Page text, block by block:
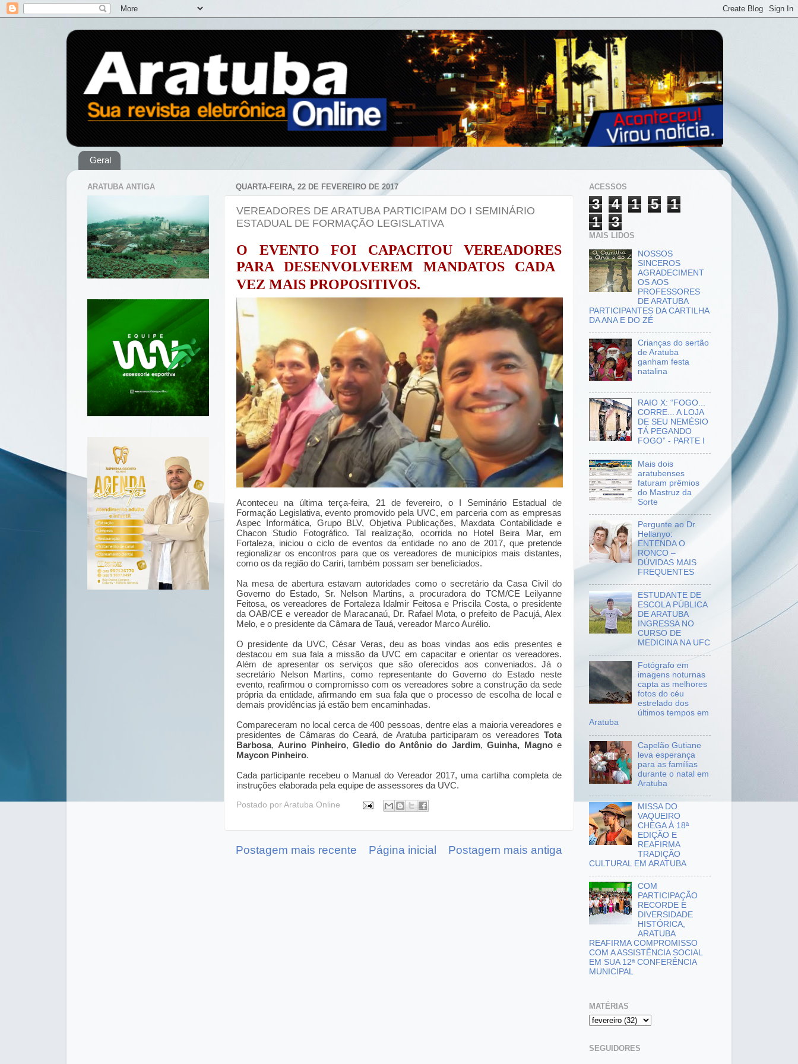
Geral
QUARTA-FEIRA, 22 DE FEVEREIRO DE 2017
VEREADORES DE ARATUBA PARTICIPAM DO I SEMINÁRIO
ESTADUAL DE FORMAÇÃO LEGISLATIVA
O EVENTO FOI CAPACITOUVEREADORES
PARA DESENVOLVEREM MANDATOS CADA
VEZ MAIS PROPOSITIVOS.
Aconteceu na última terça-feira, 21 de fevereiro, o I Seminário Estadual de
Formação Legislativa, evento promovido pela UVC, em parceria com as empresas
Aspec Informática, Grupo BLV, Objetiva Publicações, Maxdata Contabilidade e
Chacon Studio Fotográfico. Tal realização, ocorrida no Hotel Beira Mar, em
Fortaleza, iniciou o ciclo de eventos da entidade no ano de 2017, que pretende
regionalizar os encontros para que os vereadores de municípios mais distantes,
como os da região do Cariri, também possam ser beneficiados.
Na mesa de abertura estavam autoridades como o secretário da Casa Civil do
Governo do Estado, Sr. Nelson Martins, a procuradora do TCM/CE Leilyanne
Feitosa, os vereadores de Fortaleza Idalmir Feitosa e Priscila Costa, o presidente
da OAB/CE e vereador de Maracanaú, Dr. Rafael Mota, o prefeito de Pacujá, Alex
Melo, e o presidente da Câmara de Tauá, vereador Marco Aurélio.
O presidente da UVC, César Veras, deu as boas vindas aos edis presentes e
destacou em sua fala a missão da UVC em capacitar e orientar os vereadores.
Além de apresentar os serviços que são oferecidos aos conveniados. Já o
secretário Nelson Martins, como representante do Governo do Estado neste
evento, reafirmou o compromisso com os vereadores sobre a construção da sede
própria da entidade, afirmando em sua fala que o processo de escolha de local e
demais providências já estão bem encaminhadas.
Compareceram no local cerca de 400 pessoas, dentre elas a maioria vereadores e
presidentes de Câmaras do Ceará, de Aratuba participaram os vereadores Tota
Barbosa,Aurino Pinheiro,Gledio do Antônio do Jardim,Guinha, Magnoe
Maycon Pinheiro.
Cada participante recebeu o Manual do Vereador 2017, uma cartilha completa de
instruções elaborada pela equipe de assessores da UVC.
Postado por Aratuba Online
Postagem mais recente Postagem mais antiga
Página inicial
ARATUBA ANTIGA ACESSOS
3 4 1 5
1
1
3
MAIS LIDOS
NOSSOS
SINCEROS
AGRADECIMENT
OS AOS
PROFESSORES
DE ARATUBA
PARTICIPANTES DA CARTILHA
DA ANA E DO ZÉ
Crianças do sertão
de Aratuba
ganham festa
natalina
RAIO X: “FOGO...
CORRE... A LOJA
DE SEU NEMÉSIO
TÁ PEGANDO
FOGO” - PARTE I
Mais dois
aratubenses
faturam prêmios
do Mastruz da
Sorte
Pergunte ao Dr.
Hellanyo:
ENTENDA O
RONCO –
DÚVIDAS MAIS
FREQUENTES
ESTUDANTE DE
ESCOLA PÚBLICA
DE ARATUBA
INGRESSA NO
CURSO DE
MEDICINA NA UFC
Fotógrafo em
imagens noturnas
capta as melhores
fotos do céu
estrelado dos
últimos tempos em
Aratuba
Capelão Gutiane
leva esperança
para as famílias
durante o natal em
Aratuba
MISSA DO
VAQUEIRO
CHEGA À 18ª
EDIÇÃO E
REAFIRMA
TRADIÇÃO
CULTURAL EM ARATUBA
COM
PARTICIPAÇÃO
RECORDE E
DIVERSIDADE
HISTÓRICA,
ARATUBA
REAFIRMA COMPROMISSO
COM A ASSISTÊNCIA SOCIAL
EM SUA 12ª CONFERÊNCIA
MUNICIPAL
MATÉRIAS
SEGUIDORES